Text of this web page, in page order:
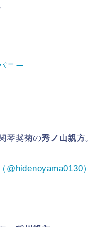
ニー
琴奨菊の秀ノ山親方。
）